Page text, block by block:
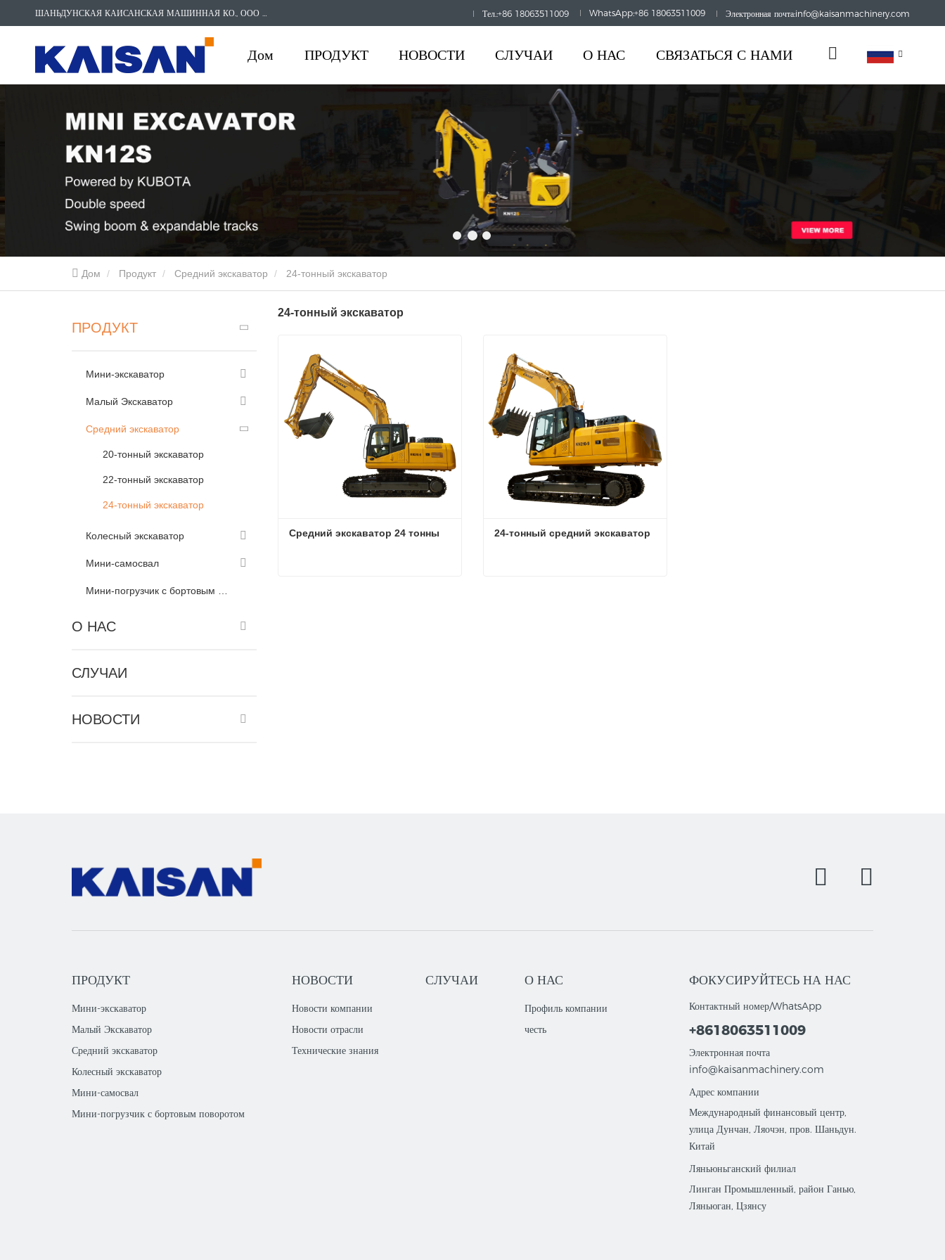
ШАНЬДУНСКАЯ КАИСАНСКАЯ МАШИННАЯ КО., ООО Тел.:+86 18063511009 WhatsApp:+86 18063511009 Электронная почта:info@kaisanmachinery.com
Дом ПРОДУКТ НОВОСТИ СЛУЧАИ О НАС СВЯЗАТЬСЯ С НАМИ
Дом Продукт Средний экскаватор 24-тонный экскаватор
ПРОДУКТ
Мини-экскаватор
Малый Экскаватор
Средний экскаватор
20-тонный экскаватор
22-тонный экскаватор
24-тонный экскаватор
Колесный экскаватор
Мини-самосвал
О НАС
СЛУЧАИ
НОВОСТИ
24-тонный экскаватор
Средний экскаватор 24 тонны 24-тонный средний экскаватор
ПРОДУКТ
Мини-экскаватор
Малый Экскаватор
Средний экскаватор
Колесный экскаватор
Мини-самосвал
Мини-погрузчик с бортовым поворотом
НОВОСТИ
Новости компании
Новости отрасли
Технические знания
СЛУЧАИ О НАС
Профиль компании
честь
ФОКУСИРУЙТЕСЬ НА НАС
Контактный номер/WhatsApp
+8618063511009
Электронная почта
info@kaisanmachinery.com
Адрес компании
Международный финансовый центр,
улица Дунчан, Ляочэн, пров. Шаньдун.
Китай
Ляньюньганский филиал
Линган Промышленный, район Ганью,
Ляньюган, Цзянсу